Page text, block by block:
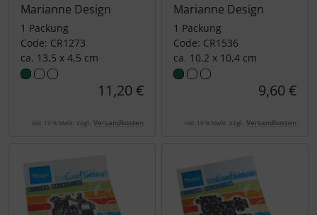
Marianne Design
1 Packung
Code: CR1273
ca. 13,5 x 4,5 cm
11,20 €
inkl. 19 % MwSt. zzgl. Versandkosten
Marianne Design
1 Packung
Code: CR1536
ca. 10,2 x 10,4 cm
9,60 €
inkl. 19 % MwSt. zzgl. Versandkosten